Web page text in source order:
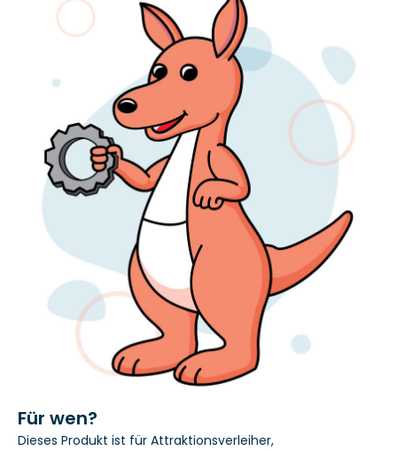
Für wen?
Dieses Produkt ist für Attraktionsverleiher,